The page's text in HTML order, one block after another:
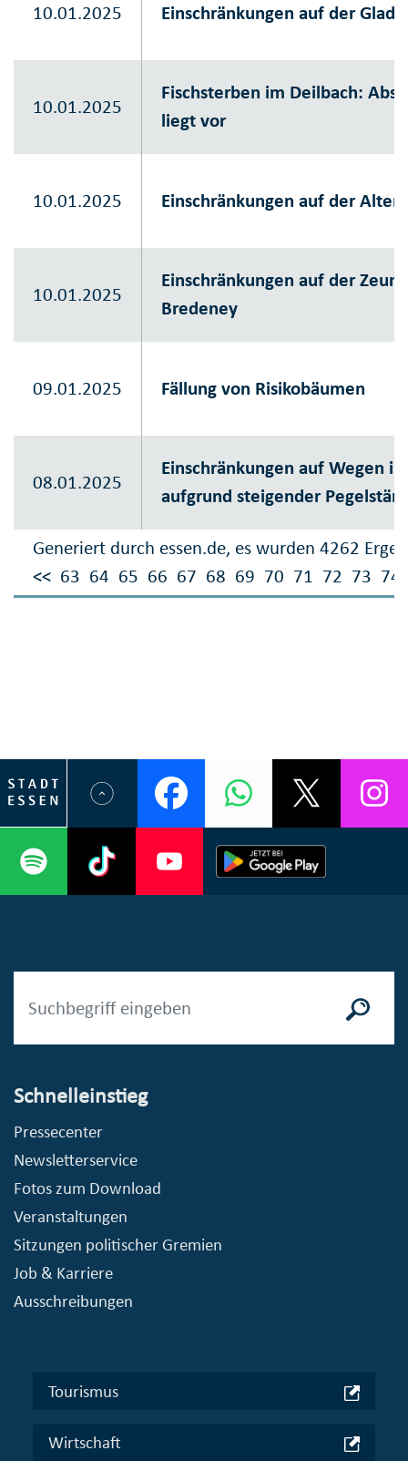
Generiert durch essen.de, es wurden 4262
<< 63 64 65 66 67 68 69 70 71 72 73 74
10.01.2025 Einschränkungen auf der
10.01.2025
Fischsterben im Deilbach:
liegt vor
10.01.2025 Einschränkungen auf der
10.01.2025
Einschränkungen auf der
Bredeney
09.01.2025 Fällung von Risikobäumen
08.01.2025
Einschränkungen auf Wegen
aufgrund steigender
Schnelleinstieg
Pressecenter
Newsletterservice
Fotos zum Download
Veranstaltungen
Sitzungen politischer Gremien
Job & Karriere
Ausschreibungen
Tourismus
Wirtschaft